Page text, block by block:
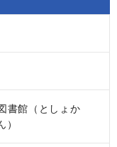
書館（としょか